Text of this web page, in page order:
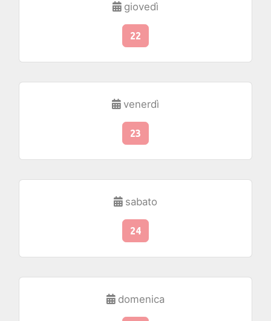
giovedì
22
venerdì
23
sabato
24
domenica